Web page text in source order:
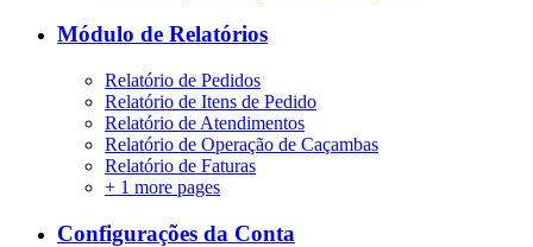
Módulo de Relatórios
Relatório de Pedidos
Relatório de Itens de Pedido
Relatório de Atendimentos
Relatório de Operação de Caçambas
Relatório de Faturas
+ 1 more pages
Configurações da Conta